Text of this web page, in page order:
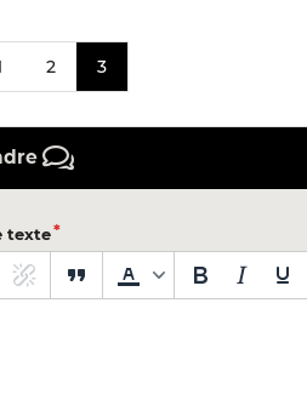
2 3
texte